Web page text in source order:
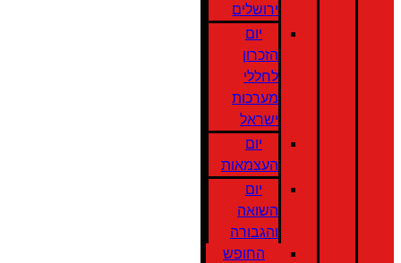
ירושלים
יום
הזכרון
לחללי
מערכות
ישראל
יום
העצמאות
יום
השואה
והגבורה
החופש